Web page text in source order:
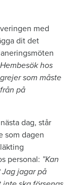
med
dit det
Hembesök hos
som måste
på
dag, står
som dagen
personal: ”Kan
jagar på